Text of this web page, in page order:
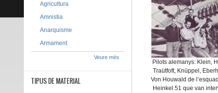
Pilots alemanys: Klein,
Traütfoft, Knüppel,
Von Houwald de
Heinkel 51 que van
Agricultura
Amnistia
Anarquisme
Armament
Veure més
TIPUS DE MATERIAL